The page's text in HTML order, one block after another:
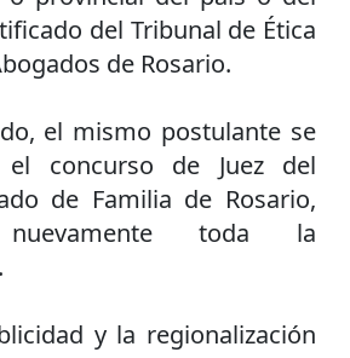
del Tribunal de Ética
de Rosario.
el mismo postulante se
el concurso de Juez del
de Familia de Rosario,
nuevamente toda la
y la regionalización